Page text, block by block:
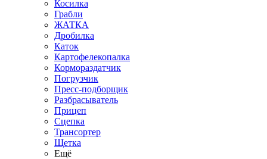
Косилка
Грабли
ЖАТКА
Дробилка
Каток
Картофелекопалка
Кормораздатчик
Погрузчик
Пресс-подборщик
Разбрасыватель
Прицеп
Сцепка
Трансортер
Щетка
Ещё